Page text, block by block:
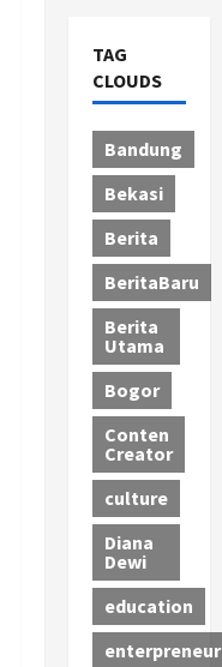
TAG
CLOUDS
Bandung
Bekasi
Berita
BeritaBaru
Berita
Utama
Bogor
Conten
Creator
culture
Diana
Dewi
education
enterpreneur